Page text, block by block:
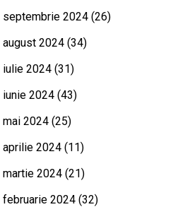
septembrie 2024 (26)
august 2024 (34)
iulie 2024 (31)
iunie 2024 (43)
mai 2024 (25)
aprilie 2024 (11)
martie 2024 (21)
februarie 2024 (32)